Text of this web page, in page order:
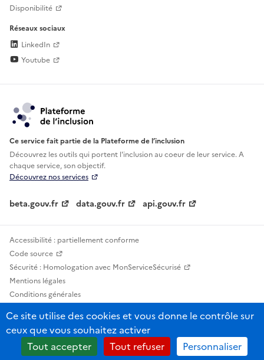
Disponibilité
Réseaux sociaux
LinkedIn
Youtube
Ce service fait partie de la Plateforme de l’inclusion
Découvrez les outils qui portent l'inclusion aucoeur de leur service. A
chaque service, son objectif.
Découvrez nos services
beta.gouv.fr data.gouv.fr api.gouv.fr
Accessibilité : partiellement conforme
Code source
Sécurité : Homologation avec MonServiceSécurisé
Mentions légales
Conditions générales
Statistiques, lexiques et indicateurs
Sauf mention contraire, tous les contenus de ce site sont sous licence
etalab-2.0
Ce site utilise des cookies et vous donne le contrôle sur
ceux que vous souhaitez activer
Tout accepter
Tout refuser Personnaliser